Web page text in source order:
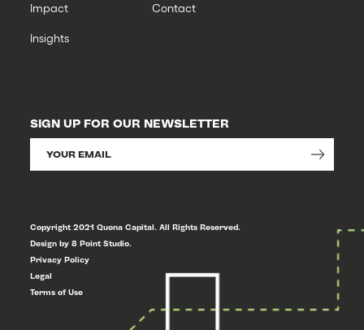
Impact
Insights
Contact
SIGN UP FOR OUR NEWSLETTER
Copyright 2021 Quona Capital. All Rights Reserved.
Design by 8 Point Studio.
Privacy Policy
Legal
Terms of Use